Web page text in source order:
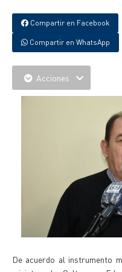
Compartir en Facebook
Compartir en WhatsApp
Acciones
De acuerdo al instrumento